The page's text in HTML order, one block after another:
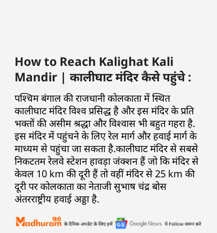
How to Reach Kalighat Kali
Mandir | कालीघाट मंदिर कैसे पहुंचे :
पश्चिम बंगाल की राजधानी कोलकाता में स्थित
कालीघाट मंदिर विश्व प्रसिद्ध है और इस मंदिर के प्रति
भक्तों की असीम श्रद्धा और विश्वास भी बहुत गहरा है.
इस मंदिर में पहुंचने के लिए रेल मार्ग और हवाई मार्ग के
माध्यम से पहुंचा जा सकता है.कालीघाट मंदिर से सबसे
निकटतम रेलवे स्टेशन हावड़ा जंक्शन हैं जो कि मंदिर से
केवल 10 km की दूरी हैं तो वहीं मंदिर से 25 km की
दूरी पर कोलकाता का नेताजी सुभाष चंद्र बोस
अंतरराष्ट्रीय हवाई अड्डा है.